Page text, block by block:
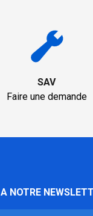
SAV
Faire une demande
NOTRE